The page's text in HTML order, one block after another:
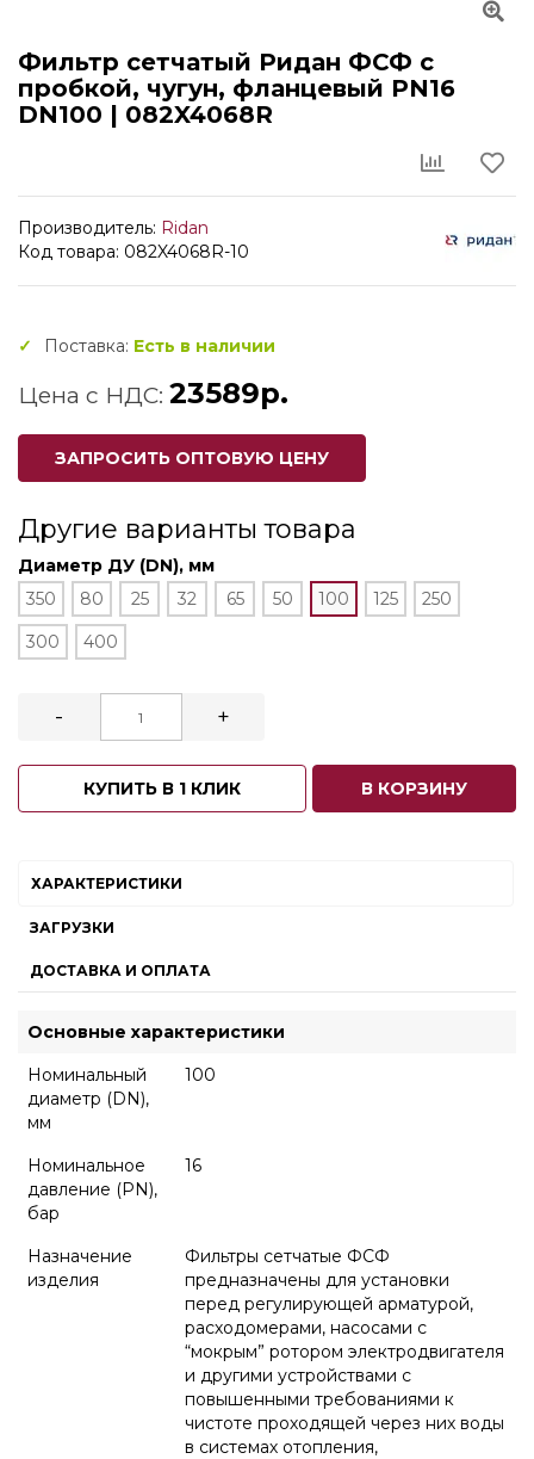
Фильтр сетчатый Ридан ФСФ с
пробкой, чугун, фланцевый PN16
DN100 | 082X4068R
Производитель: Ridan
Код товара: 082X4068R-10
Поставка: Есть в наличии
Цена с НДС: 23589р.
ЗАПРОСИТЬ ОПТОВУЮ ЦЕНУ
Другие варианты товара
Диаметр ДУ (DN), мм
350
80 25 32 65 50 100 125
250
300
400
- +
КУПИТЬ В 1 КЛИК В КОРЗИНУ
ХАРАКТЕРИСТИКИ
ЗАГРУЗКИ
ДОСТАВКА И ОПЛАТА
Основные характеристики
Номинальный
диаметр (DN),
мм
100
Номинальное
давление (PN),
бар
16
Назначение
изделия
Фильтры сетчатые ФСФ
предназначены для установки
перед регулирующей арматурой,
расходомерами, насосами с
“мокрым” ротором электродвигателя
и другими устройствами с
повышенными требованиями к
чистоте проходящей через них воды
в системах отопления,